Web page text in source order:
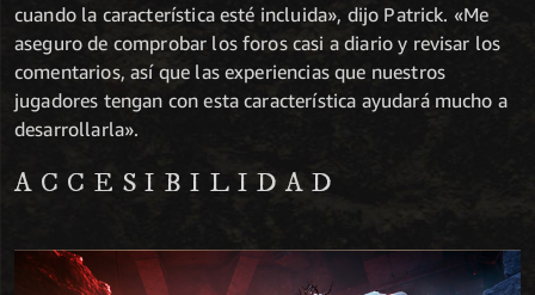
cuando la característica esté incluida», dijo Patrick. «Me
aseguro de comprobar los foros casi a diario y revisar los
comentarios, así que las experiencias que nuestros
jugadores tengan con esta característica ayudará mucho a
desarrollarla».
ACCESIBILIDAD